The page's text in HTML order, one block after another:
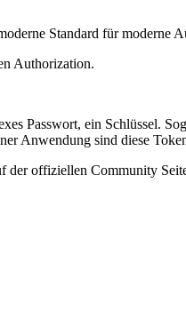
Standard für moderne
Authorization.
Passwort, ein Schlüssel.
Anwendung sind diese
der offiziellen Community